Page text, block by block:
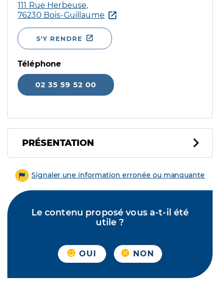
111 Rue Herbeuse,
76230 Bois-Guillaume
S'Y RENDRE
Téléphone
02 35 59 52 00
PRÉSENTATION
Signaler une information erronée ou manquante
Le contenu proposé vous a-t-il été
utile ?
OUI NON